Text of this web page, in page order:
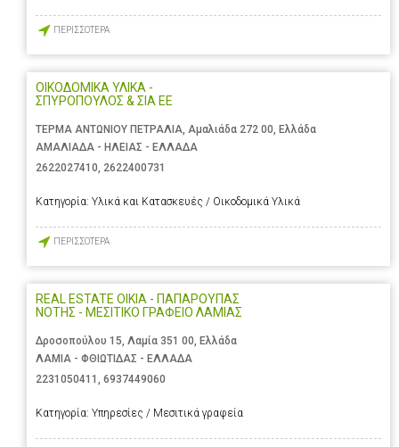
ΠΕΡΙΣΣΟΤΕΡΑ
ΟΙΚΟΔΟΜΙΚΑ ΥΛΙΚΑ -
ΣΠΥΡΟΠΟΥΛΟΣ & ΣΙΑ ΕΕ
ΤΕΡΜΑ ΑΝΤΩΝΙΟΥ ΠΕΤΡΑΛΙΑ, Αμαλιάδα 272 00, Ελλάδα
ΑΜΑΛΙΑΔΑ - ΗΛΕΙΑΣ - ΕΛΛΑΔΑ
2622027410 2622400731
Κατηγορία: Υλικά και Κατασκευές / Οικοδομικά Υλικά
ΠΕΡΙΣΣΟΤΕΡΑ
REAL ESTATE OIKIA - ΠΑΠΑΡΟΥΠΑΣ
ΝΟΤΗΣ - ΜΕΣΙΤΙΚΟ ΓΡΑΦΕΙΟ ΛΑΜΙΑΣ
Δροσοπούλου 15, Λαμία 351 00, Ελλάδα
ΛΑΜΙΑ - ΦΘΙΩΤΙΔΑΣ - ΕΛΛΑΔΑ
2231050411 , 6937449060
Κατηγορία: Υπηρεσίες / Μεσιτικά γραφεία